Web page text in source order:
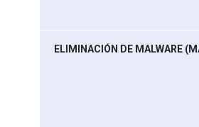
ELIMINACIÓN DE MALWARE